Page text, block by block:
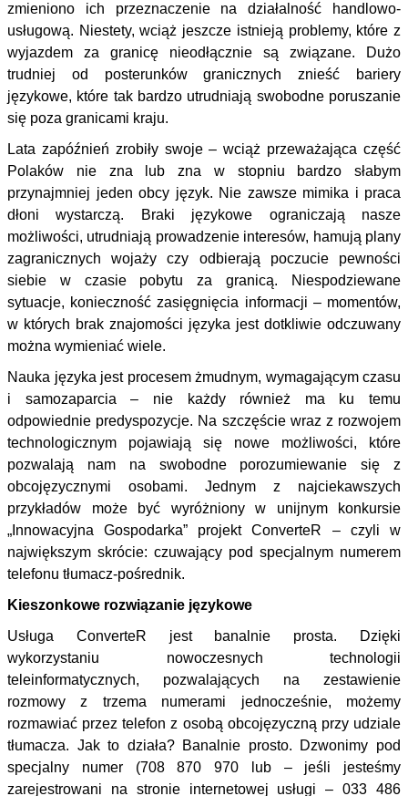
zmieniono ich przeznaczenie na działalność handlowo-
usługową. Niestety, wciąż jeszcze istnieją problemy, które z
wyjazdem za granicę nieodłącznie są związane. Dużo
trudniej od posterunków granicznych znieść bariery
językowe, które tak bardzo utrudniają swobodne poruszanie
się poza granicami kraju.
Lata zapóźnień zrobiły swoje – wciąż przeważająca część
Polaków nie zna lub zna w stopniu bardzo słabym
przynajmniej jeden obcy język. Nie zawsze mimika i praca
dłoni wystarczą. Braki językowe ograniczają nasze
możliwości, utrudniają prowadzenie interesów, hamują plany
zagranicznych wojaży czy odbierają poczucie pewności
siebie w czasie pobytu za granicą. Niespodziewane
sytuacje, konieczność zasięgnięcia informacji – momentów,
w których brak znajomości języka jest dotkliwie odczuwany
można wymieniać wiele.
Nauka języka jest procesem żmudnym, wymagającym czasu
i samozaparcia – nie każdy również ma ku temu
odpowiednie predyspozycje. Na szczęście wraz z rozwojem
technologicznym pojawiają się nowe możliwości, które
pozwalają nam na swobodne porozumiewanie się z
obcojęzycznymi osobami. Jednym z najciekawszych
przykładów może być wyróżniony w unijnym konkursie
„Innowacyjna Gospodarka” projekt ConverteR – czyli w
największym skrócie: czuwający pod specjalnym numerem
telefonu tłumacz-pośrednik.
Kieszonkowe rozwiązanie językowe
Usługa ConverteR jest banalnie prosta. Dzięki
wykorzystaniu nowoczesnych technologii
teleinformatycznych, pozwalających na zestawienie
rozmowy z trzema numerami jednocześnie, możemy
rozmawiać przez telefon z osobą obcojęzyczną przy udziale
tłumacza. Jak to działa? Banalnie prosto. Dzwonimy pod
specjalny numer (708 870 970 lub – jeśli jesteśmy
zarejestrowani na stronie internetowej usługi – 033 486